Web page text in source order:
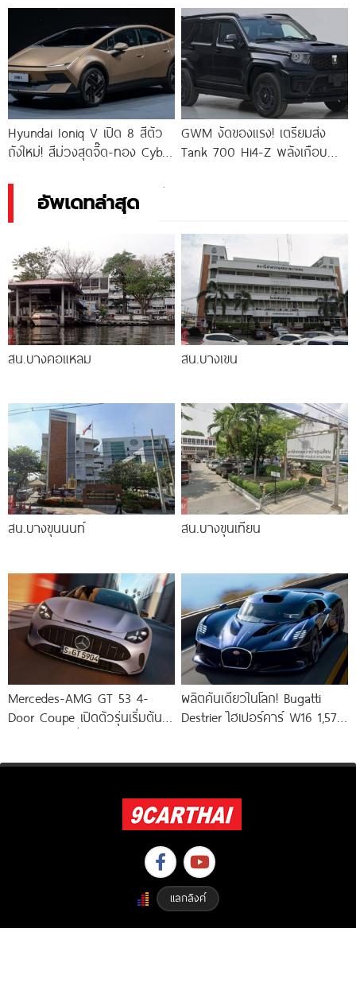
เครื่องยนต์ล้วน เกียร์ธรรมดา
Hyundai Ioniq V เปิด 8 สีตัว
ถังใหม่! สีม่วงสุดจี๊ด-ทอง Cyber
GWM งัดของแรง! เตรียมส่ง
Tank 700 Hi4-Z พลังเกือบ
อัพเดทล่าสุด
สน.บางคอแหลม สน.บางเขน
สน.บางขุนนนท์ สน.บางขุนเทียน
Mercedes-AMG GT 53 4-
Door Coupe เปิดตัวรุ่นเริ่มต้น
ผลิตคันเดียวในโลก! Bugatti
Destrier ไฮเปอร์คาร์ W16 1,578
แลกลิงค์